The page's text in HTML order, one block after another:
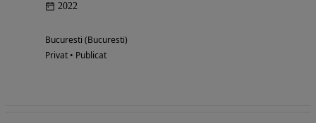
2022
Bucuresti (Bucuresti)
Privat • Publicat